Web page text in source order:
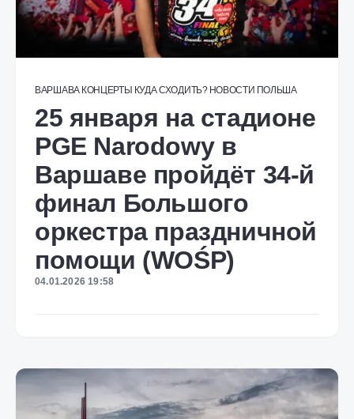
ВАРШАВА КОНЦЕРТЫ КУДА СХОДИТЬ? НОВОСТИ ПОЛЬША
25 января на стадионе
PGE Narodowy в
Варшаве пройдёт 34-й
финал Большого
оркестра праздничной
помощи (WOŚP)
04.01.2026 19:58